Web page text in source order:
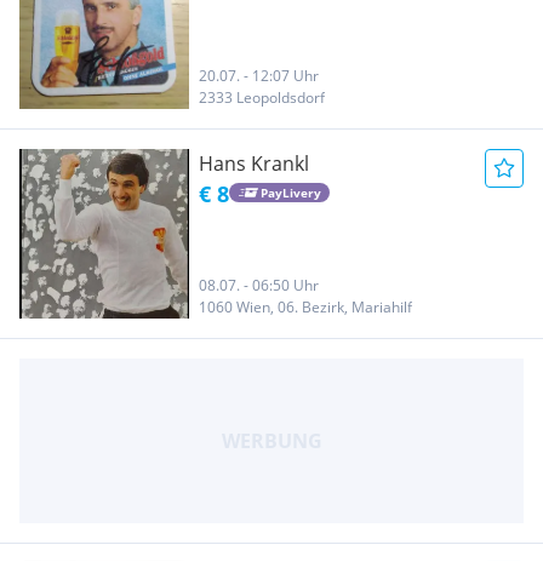
20.07. - 12:07 Uhr
2333 Leopoldsdorf
Hans Krankl
€ 8 PayLivery
08.07. - 06:50 Uhr
1060 Wien, 06. Bezirk, Mariahilf